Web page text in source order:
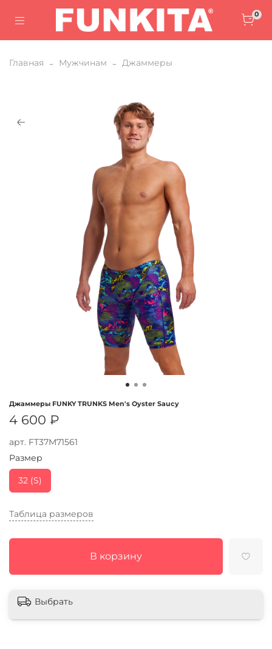
0
Главная Мужчинам Джаммеры
арт. FT37M71561
Джаммеры FUNKY TRUNKS Men's Oyster Saucy
4 600 ₽
Таблица размеров
В корзину
Размер
32 (S)
Выбрать